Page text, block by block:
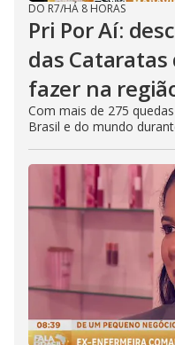
DO R7/HÁ 8 HORAS
Pri Por Aí:
das
fazer na
Com mais de 275
Brasil e do mundo